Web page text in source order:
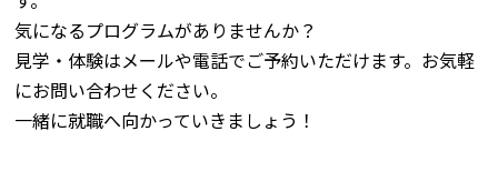
気になるプログラムがありませんか？
見学・体験はメールや電話でご予約いただけます。お気軽
にお問い合わせください。
一緒に就職へ向かっていきましょう！